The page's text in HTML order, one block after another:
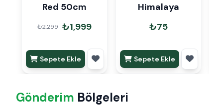
Red 50cm
₺2,299 ₺1,999
Sepete Ekle
Himalaya
₺75
Sepete Ekle
Gönderim Bölgeleri